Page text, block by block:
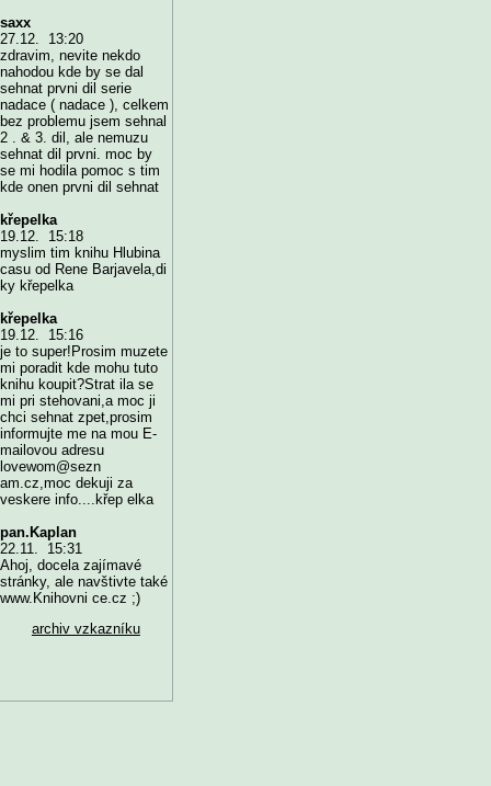
saxx
27.12. 13:20
zdravim, nevite nekdo
nahodou kde by se dal
sehnat prvni dil serie
nadace ( nadace ), celkem
bez problemu jsem sehnal
2 . & 3. dil, ale nemuzu
sehnat dil prvni. moc by
se mi hodila pomoc s tim
kde onen prvni dil sehnat
křepelka
19.12. 15:18
myslim tim knihu Hlubina
casu od Rene Barjavela,di
ky křepelka
křepelka
19.12. 15:16
je to super!Prosim muzete
mi poradit kde mohu tuto
knihu koupit?Strat ila se
mi pri stehovani,a moc ji
chci sehnat zpet,prosim
informujte me na mou E-
mailovou adresu
lovewom@sezn
am.cz,moc dekuji za
veskere info....křep elka
pan.Kaplan
22.11. 15:31
Ahoj, docela zajímavé
stránky, ale navštivte také
www.Knihovni ce.cz ;)
archiv vzkazníku